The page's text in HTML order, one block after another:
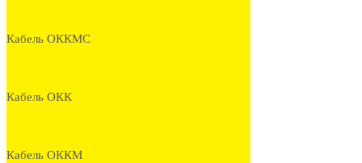
Кабель ОККМС
Кабель ОКК
Кабель ОККМ